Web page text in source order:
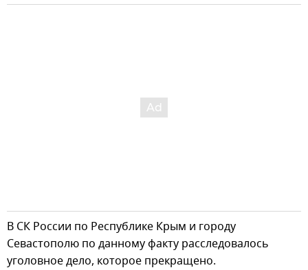
В СК России по Республике Крым и городу
Севастополю по данному факту расследовалось
уголовное дело, которое прекращено.️